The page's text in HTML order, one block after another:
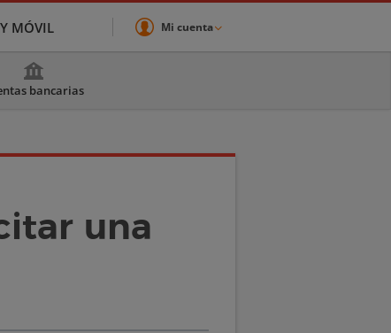
MÓVIL Mi cuenta
bancarias
una